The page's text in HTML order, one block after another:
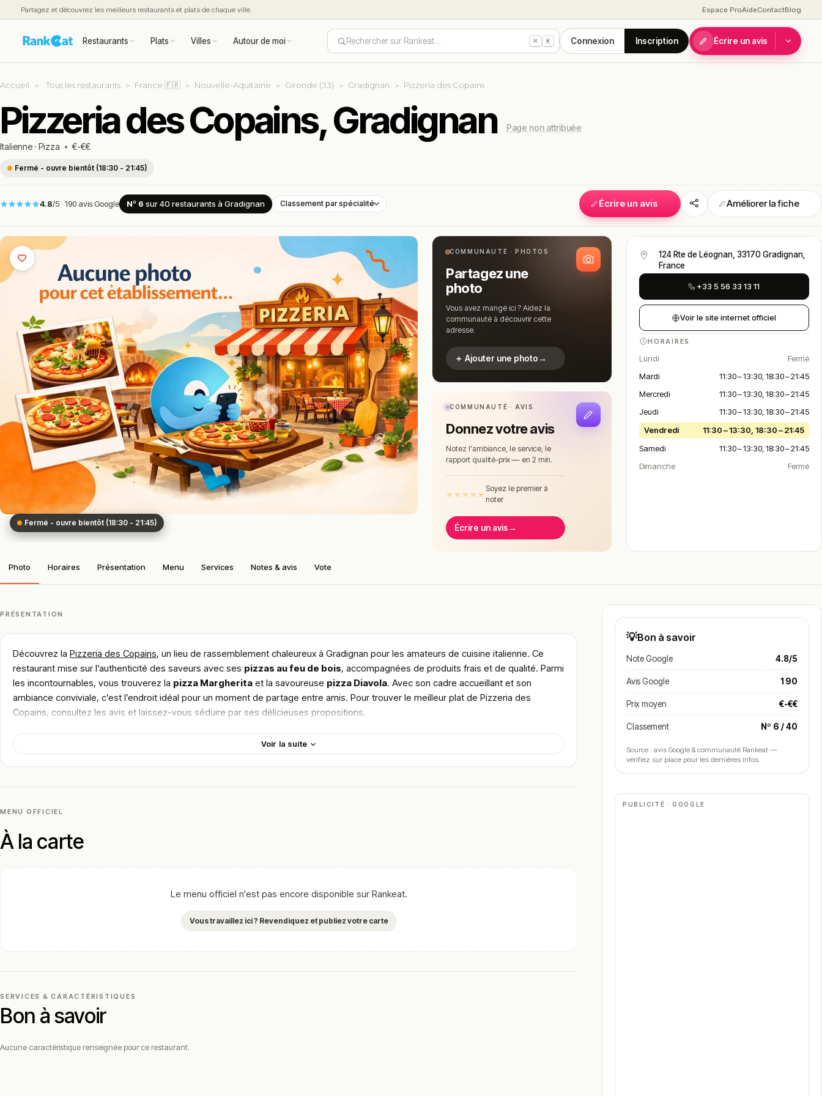
Partagez et découvrez les meilleurs restaurants et plats de chaque ville Espace ProAideContactBlog
Restaurants Plats Villes Autour de moi Rechercher sur Rankeat… ⌘ K Connexion Inscription Écrire un avis
Accueil Tous les restaurants France 🇫🇷 Nouvelle-Aquitaine Gironde (33) Gradignan Pizzeria des Copains
Pizzeria des Copains, Gradignan
Page non attribuée
Italienne · Pizza • €-€€
Fermé - ouvre bientôt (18:30 - 21:45)
4.8/5 · 190 avis Google Nº 6 sur 40 restaurants à Gradignan Classement par spécialité Écrire un avis Améliorer la fiche
Fermé - ouvre bientôt (18:30 - 21:45)
COMMUNAUTÉ · PHOTOS
Partagez une
photo
Vous avez mangé ici ? Aidez la
communauté à découvrir cette
adresse.
＋ Ajouter une photo→
COMMUNAUTÉ · AVIS
Donnez votre avis
Notez l'ambiance, le service, le
rapport qualité-prix — en 2 min.
★ ★ ★ ★ ★
Soyez le premier à
noter
Écrire un avis→
124 Rte de Léognan, 33170 Gradignan,
France
+33 5 56 33 13 11
Voir le site internet officiel
HORAIRES
Lundi
Fermé
Mardi
11:30 – 13:30, 18:30 – 21:45
Mercredi
11:30 – 13:30, 18:30 – 21:45
Jeudi
11:30 – 13:30, 18:30 – 21:45
Vendredi
11:30 – 13:30, 18:30 – 21:45
Samedi
11:30 – 13:30, 18:30 – 21:45
Dimanche
Fermé
Photo Horaires Présentation Menu Services Notes & avis Vote
PRÉSENTATION
Découvrez la Pizzeria des Copains, un lieu de rassemblement chaleureux à Gradignan pour les amateurs de cuisine italienne. Ce
restaurant mise sur l’authenticité des saveurs avec ses pizzas au feu de bois, accompagnées de produits frais et de qualité. Parmi
les incontournables, vous trouverez la pizza Margherita et la savoureuse pizza Diavola. Avec son cadre accueillant et son
ambiance conviviale, c’est l’endroit idéal pour un moment de partage entre amis. Pour trouver le meilleur plat de Pizzeria des
Copains, consultez les avis et laissez-vous séduire par ses délicieuses propositions.
!
Texte généré par intelligence artificielle, en attente de validation humaine.
Cette description peut contenir des erreurs, n'hésitez pas à nous aider en vous rendant sur :
Voir la suite
MENU OFFICIEL
À la carte
Le menu officiel n'est pas encore disponible sur Rankeat.
Vous travaillez ici ? Revendiquez et publiez votre carte
SERVICES & CARACTÉRISTIQUES
Bon à savoir
Aucune caractéristique renseignée pour ce restaurant.
💡Bon à savoir
Note Google 4.8/5
Avis Google 190
Prix moyen €-€€
Classement Nº 6 / 40
Source : avis Google & communauté Rankeat —
vérifiez sur place pour les dernières infos.
PUBLICITÉ · GOOGLE